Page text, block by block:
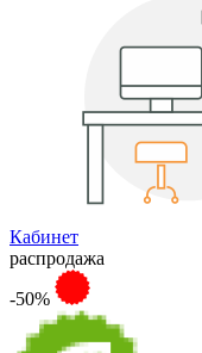
Кабинет
распродажа
-50%